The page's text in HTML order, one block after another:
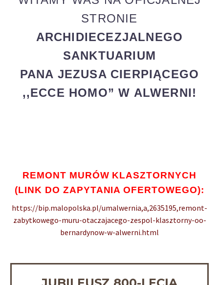
STRONIE
ARCHIDIECEZJALNEGO
SANKTUARIUM
PANA JEZUSA CIERPIĄCEGO
,,ECCE HOMO” W ALWERNI!
REMONT MURÓW KLASZTORNYCH
(LINK DO ZAPYTANIA OFERTOWEGO):
https://bip.malopolska.pl/umalwernia,a,2635195,remont-
zabytkowego-muru-otaczajacego-zespol-klasztorny-oo-
bernardynow-w-alwerni.html